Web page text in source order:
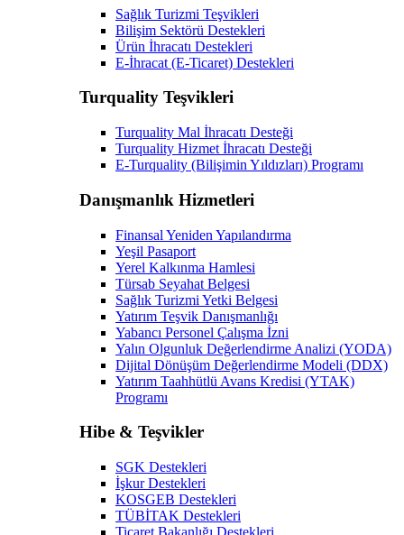
Sağlık Turizmi Teşvikleri
Bilişim Sektörü Destekleri
Ürün İhracatı Destekleri
E-İhracat (E-Ticaret) Destekleri
Turquality Teşvikleri
Turquality Mal İhracatı Desteği
Turquality Hizmet İhracatı Desteği
E-Turquality (Bilişimin Yıldızları) Programı
Danışmanlık Hizmetleri
Finansal Yeniden Yapılandırma
Yeşil Pasaport
Yerel Kalkınma Hamlesi
Türsab Seyahat Belgesi
Sağlık Turizmi Yetki Belgesi
Yatırım Teşvik Danışmanlığı
Yabancı Personel Çalışma İzni
Yalın Olgunluk Değerlendirme Analizi (YODA)
Dijital Dönüşüm Değerlendirme Modeli (DDX)
Yatırım Taahhütlü Avans Kredisi (YTAK)
Programı
Hibe & Teşvikler
SGK Destekleri
İşkur Destekleri
KOSGEB Destekleri
TÜBİTAK Destekleri
Ticaret Bakanlığı Destekleri